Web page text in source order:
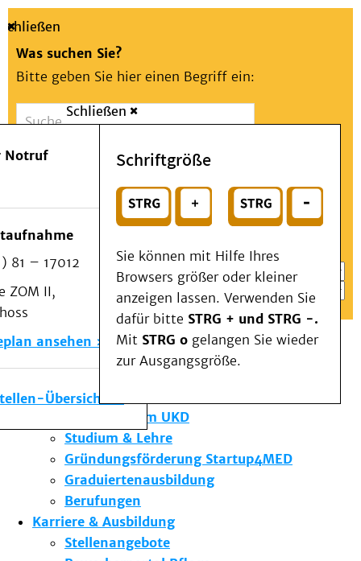
Suche
Schließen
Was suchen Sie?
Bitte geben Sie hier einen Begriff ein:
Suchen
oder
Wählen Sie ein Thema für Ihren Schnelleinstieg
Notfall
Schließen
Notruf
81 – 17012
ZOM II,
ansehen
Übersicht
Schriftgröße
Sie können mit Hilfe Ihres
Browsers größer oder kleiner
anzeigen lassen. Verwenden Sie
dafür bitte STRG + und STRG -.
Mit STRG o gelangen Sie wieder
zur Ausgangsgröße.
Menü
Patienten & Besucher
Kliniken/Institute/Zentren
Als Patient am UKD
Beratung und Unterstützung
Veranstaltungen
Kommunikation im Medizinwesen (KIM)
Notfall
Forschung & Lehre
Die Institute des UKD
Forschung am UKD
Studium & Lehre
Gründungsförderung Startup4MED
Graduiertenausbildung
Berufungen
Karriere & Ausbildung
Stellenangebote